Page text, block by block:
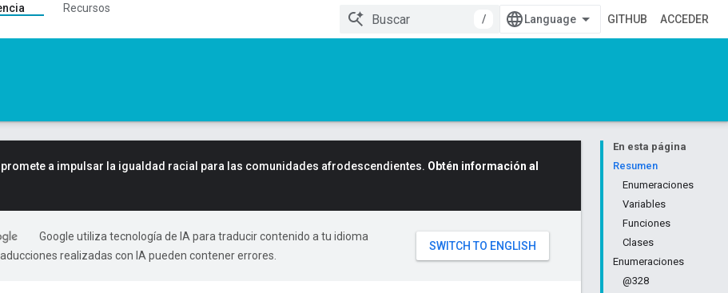
Recursos
/
GITHUB ACCEDER
En esta página
Resumen
Enumeraciones
Variables
Funciones
Clases
Enumeraciones
@328
a impulsar la igualdad racial para las comunidades afrodescendientes. Obtén información al
Google utiliza tecnología de IA para traducir contenido a tu idioma
realizadas con IA pueden contener errores.